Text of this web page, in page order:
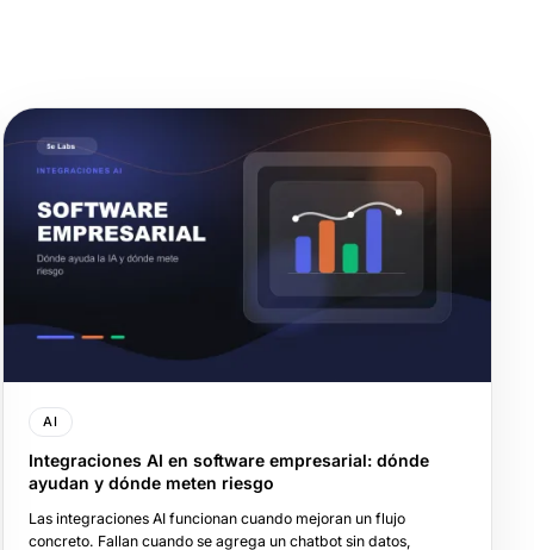
AI
Integraciones AI en software empresarial: dónde
ayudan y dónde meten riesgo
Las integraciones AI funcionan cuando mejoran un flujo
concreto. Fallan cuando se agrega un chatbot sin datos,